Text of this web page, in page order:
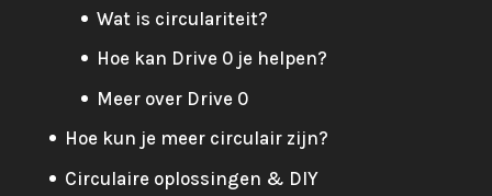
Wat is circulariteit?
Hoe kan Drive 0 je helpen?
Meer over Drive 0
Hoe kun je meer circulair zijn?
Circulaire oplossingen & DIY